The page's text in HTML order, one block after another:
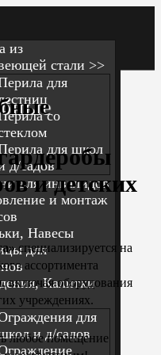
из
стали >>
для
со
для школ
д/садов
для инвалидов
и монтаж
Навесы
для
Калитки
для
и д/cадов
и детских
специализируется на
ассортимента
включая оборудования
учреждениях.
любое помещение